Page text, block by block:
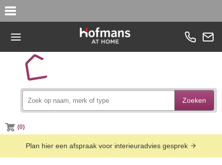
Zoeken
(0)
Plan hier een afspraak voor interieuradvies gesprek